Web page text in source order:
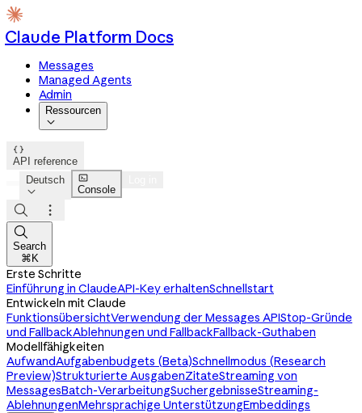
Claude Platform Docs
Messages
Managed Agents
Admin
Ressourcen


API reference
Deutsch


Console



Search
⌘K
Erste Schritte
Einführung in ClaudeAPI-Key erhaltenSchnellstart
Entwickeln mit Claude
FunktionsübersichtVerwendung der Messages APIStop-Gründe
und FallbackAblehnungen und FallbackFallback-Guthaben
Modellfähigkeiten
AufwandAufgabenbudgets (Beta)Schnellmodus (Research
Preview)Strukturierte AusgabenZitateStreaming von
MessagesBatch-VerarbeitungSuchergebnisseStreaming-
AblehnungenMehrsprachige UnterstützungEmbeddings